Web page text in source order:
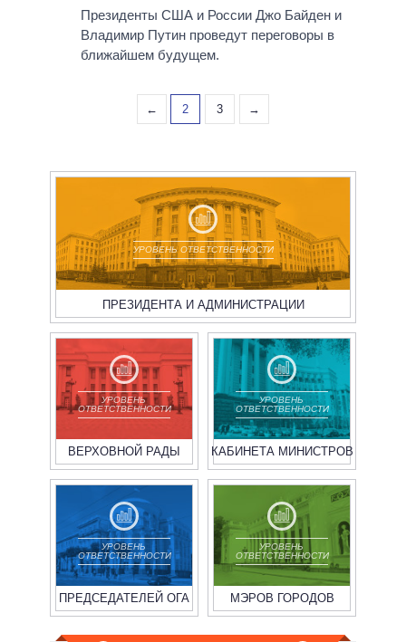
Президенты США и России Джо Байден и
Владимир Путин проведут переговоры в
ближайшем будущем.
← 2 3 →
УРОВЕНЬ ОТВЕТСТВЕННОСТИ
ПРЕЗИДЕНТА И АДМИНИСТРАЦИИ
УРОВЕНЬ
ОТВЕТСТВЕННОСТИ
ВЕРХОВНОЙ РАДЫ
УРОВЕНЬ
ОТВЕТСТВЕННОСТИ
КАБИНЕТА МИНИСТРОВ
УРОВЕНЬ
ОТВЕТСТВЕННОСТИ
ПРЕДСЕДАТЕЛЕЙ ОГА
УРОВЕНЬ
ОТВЕТСТВЕННОСТИ
МЭРОВ ГОРОДОВ